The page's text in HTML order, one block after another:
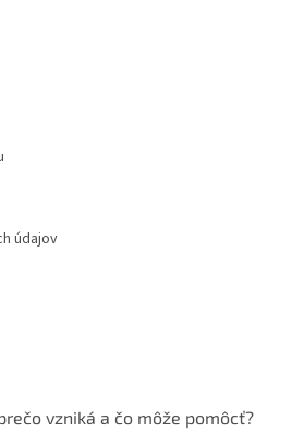
údajov
vzniká a čo môže pomôcť?